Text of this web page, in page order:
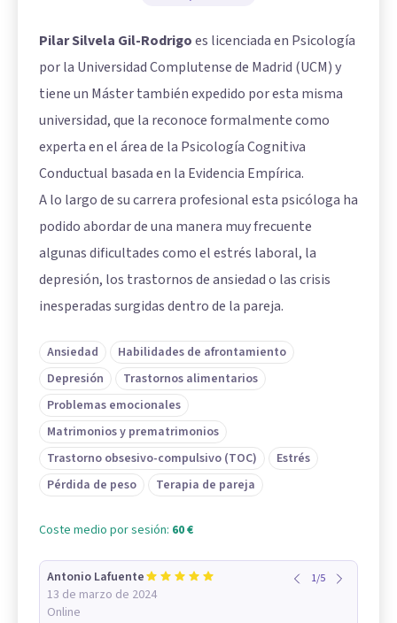
Pilar Silvela Gil-Rodrigoes licenciada en Psicología
por la Universidad Complutense de Madrid (UCM) y
tiene un Máster también expedido por esta misma
universidad, que la reconoce formalmente como
experta en el área de la Psicología Cognitiva
Conductual basada en la Evidencia Empírica.
A lo largo de su carrera profesional esta psicóloga ha
podido abordar de una manera muy frecuente
algunas dificultades como el estrés laboral, la
depresión, los trastornos de ansiedad o las crisis
inesperadas surgidas dentro de la pareja.
Ansiedad
Habilidades de afrontamiento
Depresión
Trastornos alimentarios
Problemas emocionales
Matrimonios y prematrimonios
Trastorno obsesivo-compulsivo (TOC)
Estrés
Pérdida de peso
Terapia de pareja
Coste medio por sesión: 60 €
Antonio Lafuente
13 de marzo de 2024
Online
1/5